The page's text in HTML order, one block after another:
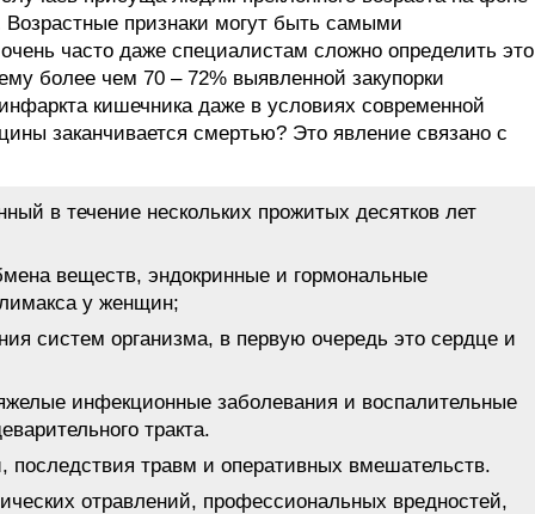
признаки могут быть самыми
часто даже специалистам сложно определить это
более чем 70 – 72% выявленной закупорки
кишечника даже в условиях современной
заканчивается смертью? Это явление связано с
в течение нескольких прожитых десятков лет
веществ, эндокринные и гормональные
у женщин;
систем организма, в первую очередь это сердце и
инфекционные заболевания и воспалительные
тракта.
последствия травм и оперативных вмешательств.
отравлений, профессиональных вредностей,